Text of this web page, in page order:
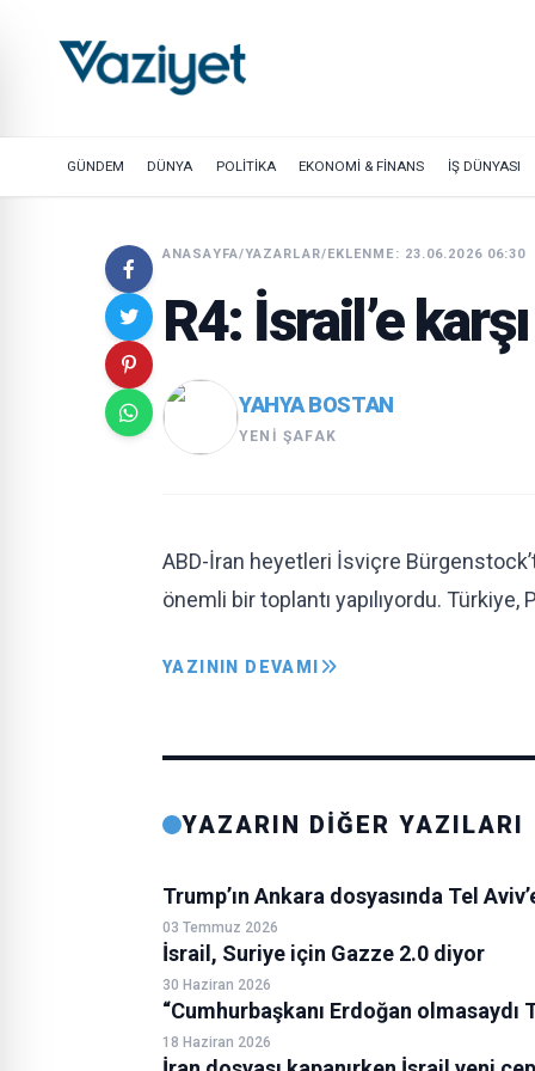
GÜNDEM DÜNYA POLİTİKA EKONOMİ & FİNANS İŞ DÜNYASI
ANASAYFA/YAZARLAR/EKLENME: 23.06.2026 06:30
R4: İsrail’e
YAHYA BOSTAN
YENI ŞAFAK
ABD-İran heyetleri İsviçre
önemli bir toplantı yapılıyordu. Türkiye,
YAZININ DEVAMI
YAZARIN DİĞER YAZILARI
Trump’ın Ankara dosyasında Tel
03 Temmuz 2026
İsrail, Suriye için Gazze 2.0 diyor
30 Haziran 2026
“Cumhurbaşkanı Erdoğan
18 Haziran 2026